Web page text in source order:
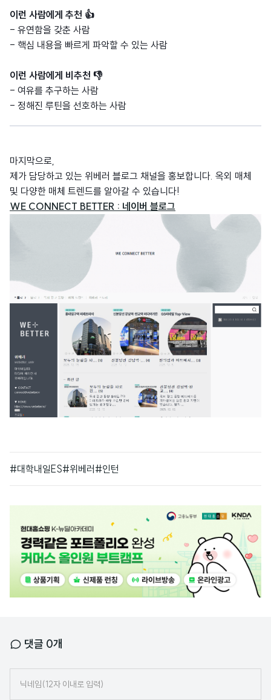
이런 사람에게 추천 👍
- 유연함을 갖춘 사람
- 핵심 내용을 빠르게 파악할 수 있는 사람
이런 사람에게 비추천 👎
- 여유를 추구하는 사람
- 정해진 루틴을 선호하는 사람
마지막으로,
제가 담당하고 있는 위베러 블로그 채널을 홍보합니다. 옥외 매체
및 다양한 매체 트렌드를 알아갈 수 있습니다!
WE CONNECT BETTER : 네이버 블로그
#대학내일ES#위베러 #인턴
댓글 0개